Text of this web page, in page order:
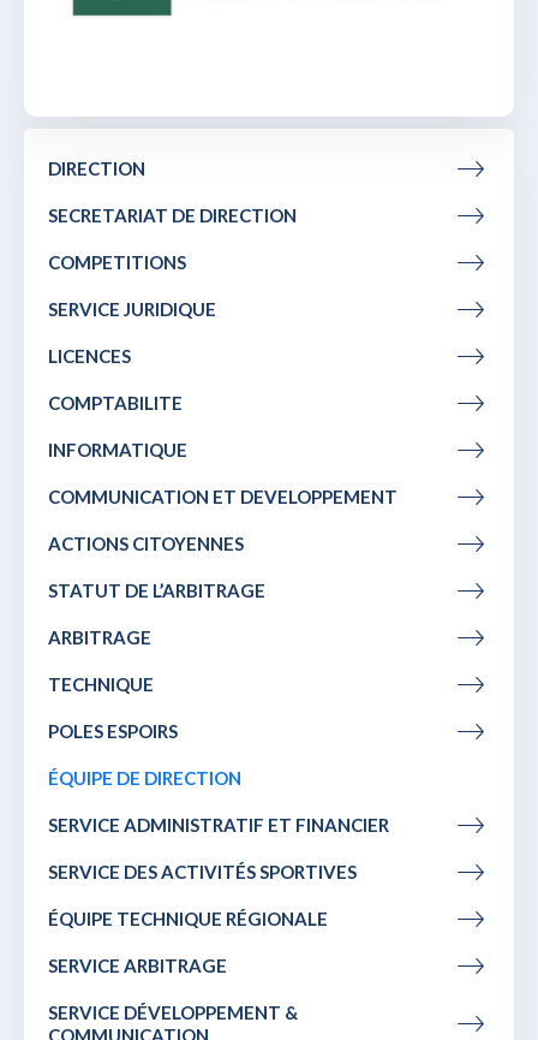
DIRECTION
SECRETARIAT DE DIRECTION
COMPETITIONS
SERVICE JURIDIQUE
LICENCES
COMPTABILITE
INFORMATIQUE
COMMUNICATION ET DEVELOPPEMENT
ACTIONS CITOYENNES
STATUT DE L’ARBITRAGE
ARBITRAGE
TECHNIQUE
POLES ESPOIRS
ÉQUIPE DE DIRECTION
SERVICE ADMINISTRATIF ET FINANCIER
SERVICE DES ACTIVITÉS SPORTIVES
ÉQUIPE TECHNIQUE RÉGIONALE
SERVICE ARBITRAGE
SERVICE DÉVELOPPEMENT &
COMMUNICATION